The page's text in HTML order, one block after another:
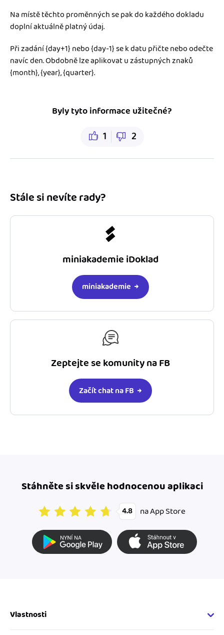
Na místě těchto proměnných se pak do každého dokladu
doplní aktuálně platný údaj.
Při zadání {day+1} nebo {day-1} se k datu přičte nebo odečte
navíc den. Obdobně lze aplikovat u zástupných znaků
{month}, {year}, {quarter}.
Byly tyto informace užitečné?
1 2
Stále si nevíte rady?
miniakademie iDoklad
miniakademie
Zeptejte se komunity na FB
Začít chat na FB
Stáhněte si skvěle hodnocenou aplikaci
4.8 na App Store
Vlastnosti
Fakturační vlastnosti